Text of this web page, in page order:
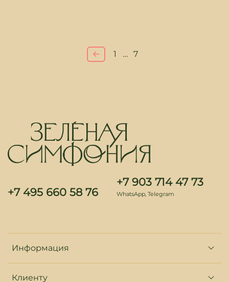
1 … 7
Информация
Клиенту
+7 495 660 58 76
+7 903 714 47 73
WhatsApp, Telegram